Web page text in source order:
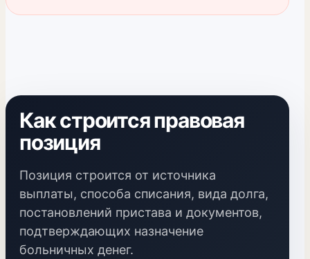
Как строится правовая
позиция
Позиция строится от источника
выплаты, способа списания, вида долга,
постановлений пристава и документов,
подтверждающих назначение
больничных денег.